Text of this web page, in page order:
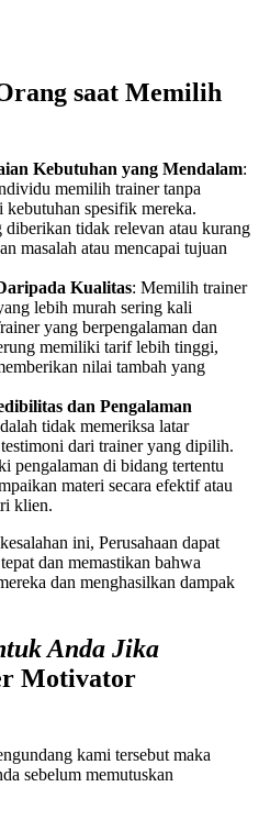
saat Memilih
Kebutuhan yang Mendalam:
memilih trainer tanpa
spesifik mereka.
tidak relevan atau kurang
masalah atau mencapai tujuan
Kualitas: Memilih trainer
lebih murah sering kali
yang berpengalaman dan
memiliki tarif lebih tinggi,
nilai tambah yang
dan Pengalaman
tidak memeriksa latar
dari trainer yang dipilih.
pengalaman di bidang tertentu
materi secara efektif atau
klien.
ini, Perusahaan dapat
dan memastikan bahwa
dan menghasilkan dampak
Anda Jika
Motivator
kami tersebut maka
sebelum memutuskan